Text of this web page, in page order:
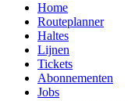
Home
Routeplanner
Haltes
Lijnen
Tickets
Abonnementen
Jobs